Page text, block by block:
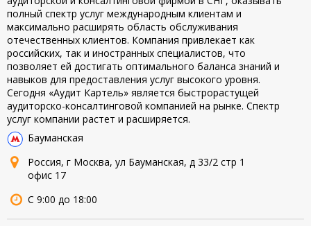
полный спектр услуг международным клиентам и
максимально расширять область обслуживания
отечественных клиентов. Компания привлекает как
российских, так и иностранных специалистов, что
позволяет ей достигать оптимального баланса знаний и
навыков для предоставления услуг высокого уровня.
Сегодня «Аудит Картель» является быстрорастущей
аудиторско-консалтинговой компанией на рынке. Спектр
услуг компании растет и расширяется.
Бауманская
Россия, г Москва, ул Бауманская, д 33/2 стр 1
офис 17
С 9:00 до 18:00